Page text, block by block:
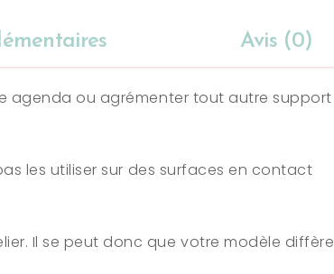
Avis (0)
agenda ou agrémenter tout autre support
les utiliser sur des surfaces en contact
Il se peut donc que votre modèle diffère